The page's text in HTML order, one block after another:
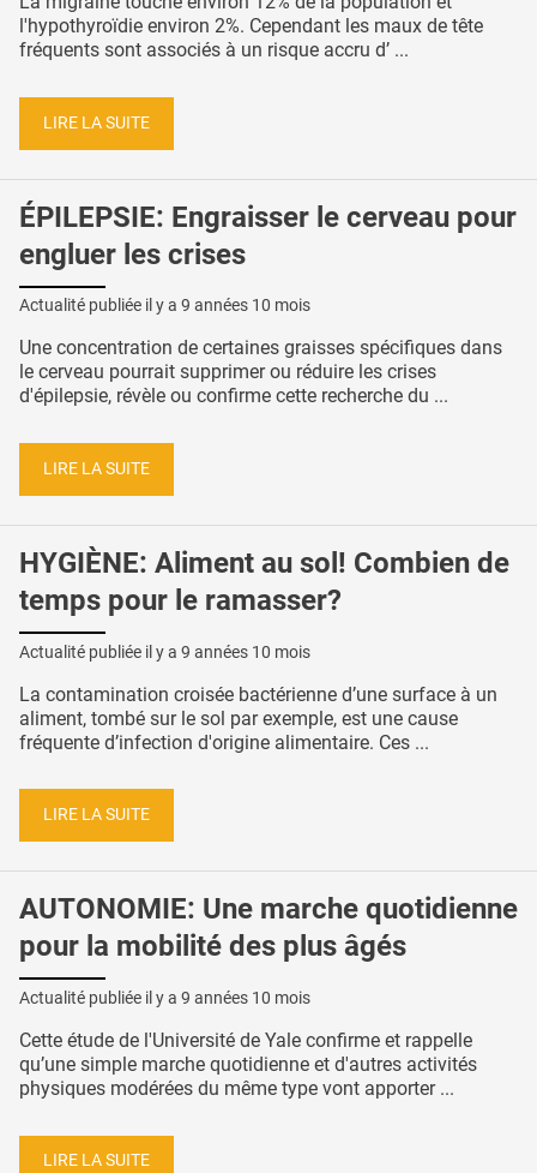
l'hypothyroïdie environ 2%. Cependant les maux de tête
fréquents sont associés à un risque accru d’ ...
LIRE LA SUITE
ÉPILEPSIE: Engraisser le cerveau pour
engluer les crises
Actualité publiée il y a 9 années 10 mois
Une concentration de certaines graisses spécifiques dans
le cerveau pourrait supprimer ou réduire les crises
d'épilepsie, révèle ou confirme cette recherche du ...
LIRE LA SUITE
HYGIÈNE: Aliment au sol! Combien de
temps pour le ramasser?
Actualité publiée il y a 9 années 10 mois
La contamination croisée bactérienne d’une surface à un
aliment, tombé sur le sol par exemple, est une cause
fréquente d’infection d'origine alimentaire. Ces ...
LIRE LA SUITE
AUTONOMIE: Une marche quotidienne
pour la mobilité des plus âgés
Actualité publiée il y a 9 années 10 mois
Cette étude de l'Université de Yale confirme et rappelle
qu’une simple marche quotidienne et d'autres activités
physiques modérées du même type vont apporter ...
LIRE LA SUITE